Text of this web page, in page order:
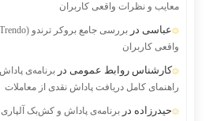
معایب و نظرات واقعی کاربران
عباسی در
واقعی کاربران
کارشناس روابط عمومی در برنامه‌ی
راهنمای کامل دریافت پاداش نقدی از معاملات
حیدرزاده در برنامه‌ی پاداش و کش‌بک